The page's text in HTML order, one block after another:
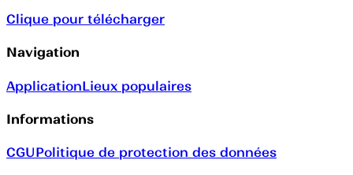
Clique pour télécharger
Navigation
ApplicationLieux populaires
Informations
CGUPolitique de protection des données